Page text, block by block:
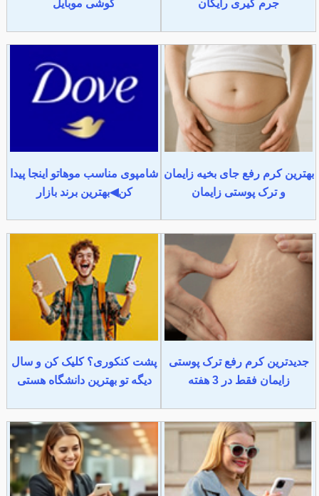
جرم گیری رایگان
گوشی موبایل
بهترین کرم رفع جای بخیه زایمان
و ترک پوستی زایمان
شامپوی مناسب موهاتو اینجا پیدا
کن◀بهترین برند بازار
جدیدترین کرم رفع ترک پوستی
زایمان فقط در 3 هفته
پشت کنکوری؟ کلیک کن و سال
دیگه تو بهترین دانشگاه هستی